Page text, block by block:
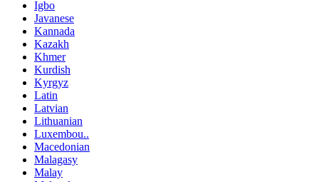
Igbo
Javanese
Kannada
Kazakh
Khmer
Kurdish
Kyrgyz
Latin
Latvian
Lithuanian
Luxembou..
Macedonian
Malagasy
Malay